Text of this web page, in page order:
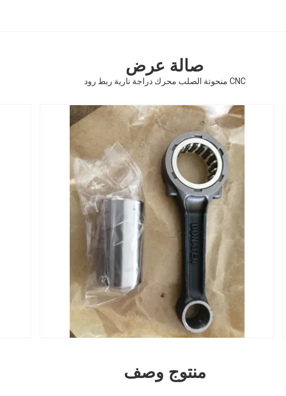
صالة عرض
CNC منحوتة الصلب محرك دراجة نارية ربط رود
منتوج وصف